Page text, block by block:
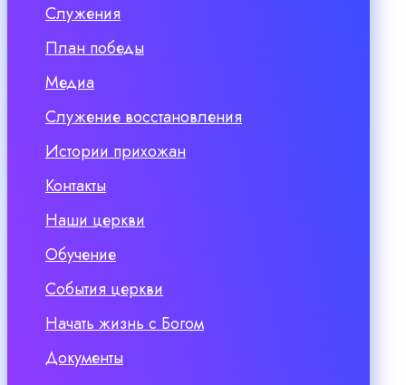
Служения
План победы
Медиа
Служение восстановления
Истории прихожан
Контакты
Наши церкви
Обучение
События церкви
Начать жизнь с Богом
Документы